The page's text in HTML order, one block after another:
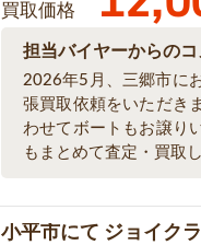
買取価格
担当バイヤーからのコ
2026年5月、三郷市に
張買取依頼をいただき
わせてボートもお譲り
もまとめて査定・買取
小平市にて ジョイク